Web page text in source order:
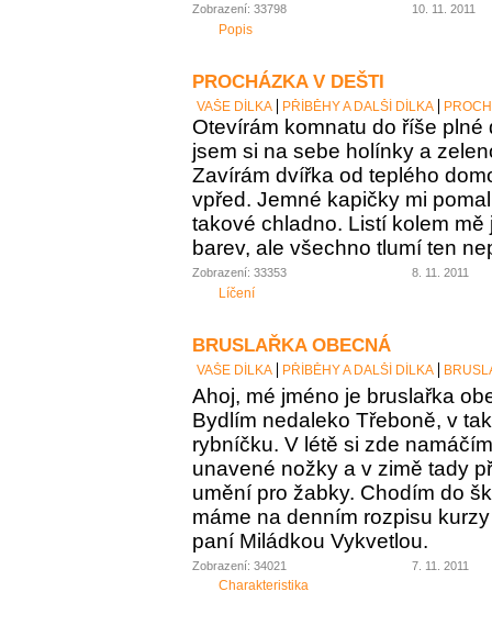
Zobrazení: 33798 10. 11. 2011
Popis
PROCHÁZKA V DEŠTI
VAŠE DÍLKA PŘÍBĚHY A DALŠÍ DÍLKA
Otevírám komnatu do říše plné
jsem si na sebe holínky a
Zavírám dvířka od teplého
vpřed. Jemné kapičky mi
takové chladno. Listí kolem
barev, ale všechno tlumí ten
Zobrazení: 33353 8. 11. 2011
Líčení
BRUSLAŘKA OBECNÁ
VAŠE DÍLKA PŘÍBĚHY A DALŠÍ DÍLKA
Ahoj, mé jméno je bruslařka
Bydlím nedaleko Třeboně, v
rybníčku. V létě si zde
unavené nožky a v zimě tady
umění pro žabky. Chodím do
máme na denním rozpisu
paní Miládkou Vykvetlou.
Zobrazení: 34021 7. 11. 2011
Charakteristika